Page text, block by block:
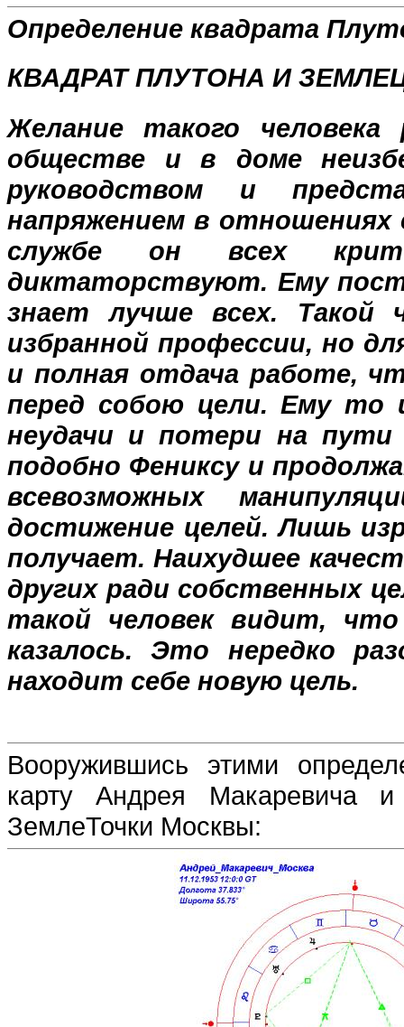
Определение квадрата
КВАДРАТ ПЛУТОНА И
Желание такого
обществе и в доме
руководством и
напряжением в отношениях
службе он всех
диктаторствуют. Ему
знает лучше всех. Такой
избранной профессии, но
и полная отдача работе,
перед собою цели. Ему то
неудачи и потери на пути
подобно Фениксу и
всевозможных
достижение целей. Лишь
получает. Наихудшее
других ради собственных
такой человек видит,
казалось. Это нередко
находит себе новую цель.
Вооружившись этими
карту Андрея
ЗемлеТочки Москвы: